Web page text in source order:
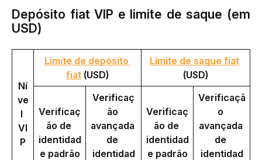
Depósito fiat VIP e limite de saque (em
USD)
Ní
ve
l
VI
P
Limite de depósito
fiat (USD)
Limite de saque fiat
(USD)
Verificaç
ão de
identidad
e padrão
Verificaç
ão
avançada
de
identidad
Verificaç
ão de
identidad
e padrão
Verificaçã
o
avançada
de
identidad